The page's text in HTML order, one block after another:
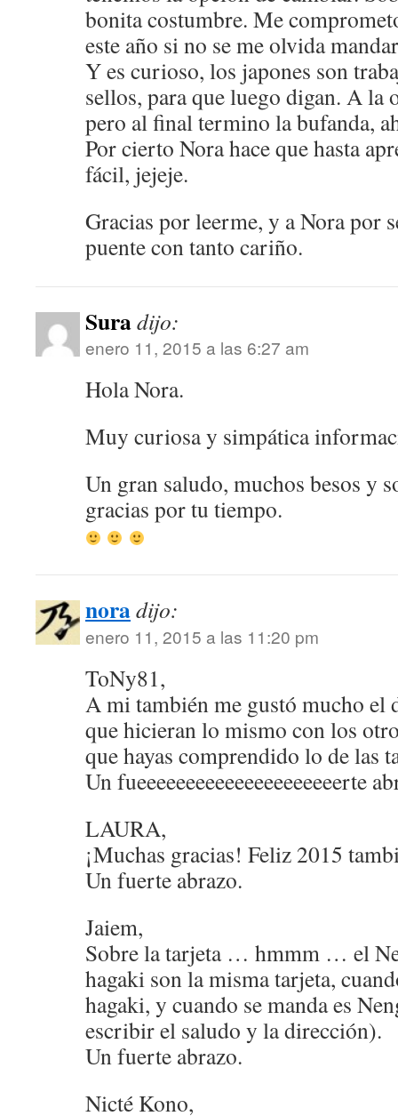
bonita costumbre. Me
este año si no se me olvida
Y es curioso, los japones son
sellos, para que luego digan. A la
pero al final termino la bufanda,
Por cierto Nora hace que hasta
fácil, jejeje.
Gracias por leerme, y a Nora por
puente con tanto cariño.
Suradijo:
enero 11, 2015 a las 6:27 am
Hola Nora.
Muy curiosa y simpática
Un gran saludo, muchos besos y
gracias por tu tiempo.
noradijo:
enero 11, 2015 a las 11:20 pm
ToNy81,
A mi también me gustó mucho el
que hicieran lo mismo con los
que hayas comprendido lo de las
Un fueeeeeeeeeeeeeeeeeeeeerte
LAURA,
¡Muchas gracias! Feliz 2015
Un fuerte abrazo.
Jaiem,
Sobre la tarjeta … hmmm … el
hagaki son la misma tarjeta,
hagaki, y cuando se manda es
escribir el saludo y la dirección).
Un fuerte abrazo.
Nicté Kono,